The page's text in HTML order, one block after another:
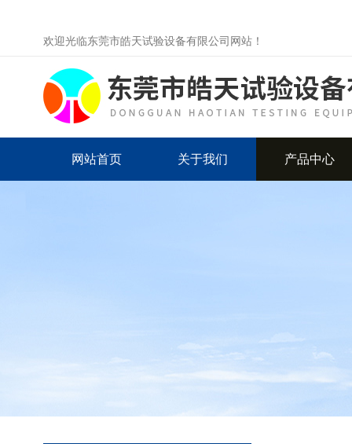
欢迎光临东莞市皓天试验设备有限公司网站！
网站首页 关于我们 产品中心